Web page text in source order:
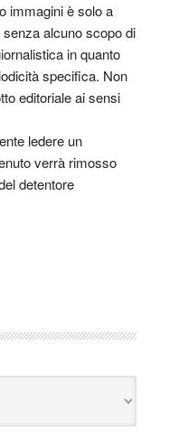
immagini è solo a
alcuno scopo di
in quanto
specifica. Non
editoriale ai sensi
ledere un
verrà rimosso
detentore